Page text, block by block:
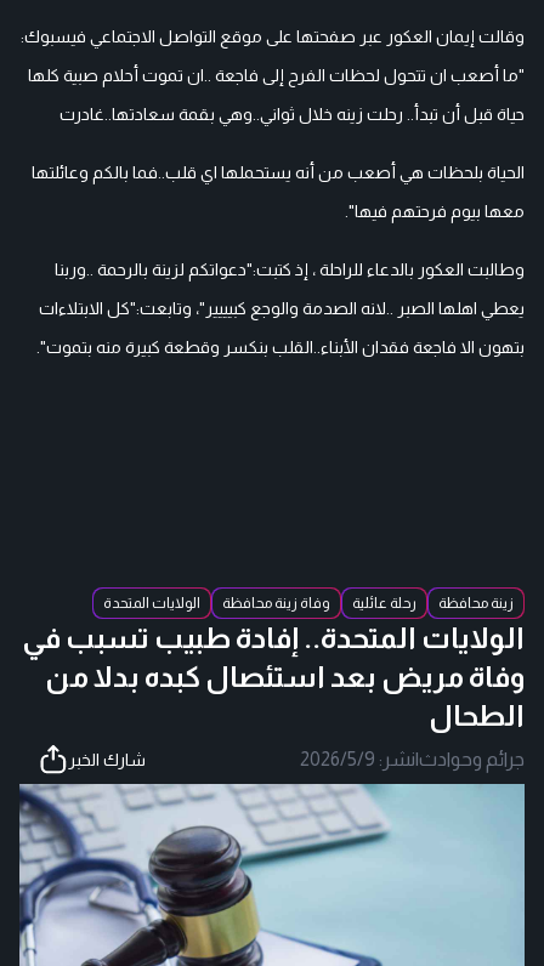
وقالت إيمان العكور عبر صفحتها على موقع التواصل الاجتماعي فيسبوك:
"ما أصعب ان تتحول لحظات الفرح إلى فاجعة ..ان تموت أحلام صبية كلها
حياة قبل أن تبدأ.. رحلت زينه خلال ثواني..وهي بقمة سعادتها..غادرت
الحياة بلحظات هي أصعب من أنه يستحملها اي قلب..فما بالكم وعائلتها
معها بيوم فرحتهم فيها".
وطالبت العكور بالدعاء للراحلة ، إذ كتبت:"دعواتكم لزينة بالرحمة ..وربنا
يعطي اهلها الصبر ..لانه الصدمة والوجع كبيييير"، وتابعت:"كل الابتلاءات
بتهون الا فاجعة فقدان الأبناء..القلب بنكسر وقطعة كبيرة منه بتموت".
زينة محافظة رحلة عائلية وفاة زينة محافظة الولايات المتحدة
الولايات المتحدة.. إفادة طبيب تسبب في
وفاة مريض بعد استئصال كبده بدلا من
الطحال
جرائم وحوادث|نشر: 2026/5/9 شارك الخبر